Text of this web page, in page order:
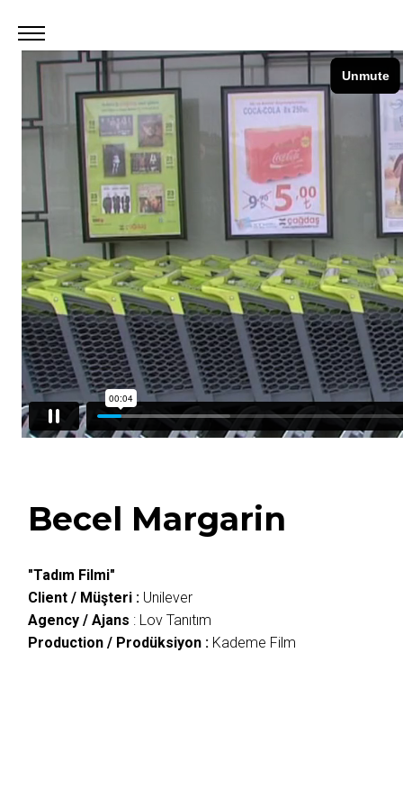
Becel Margarin
"Tadım Filmi"
Client / Müşteri : Unilever
Agency / Ajans : Lov Tanıtım
Production / Prodüksiyon : Kademe Film